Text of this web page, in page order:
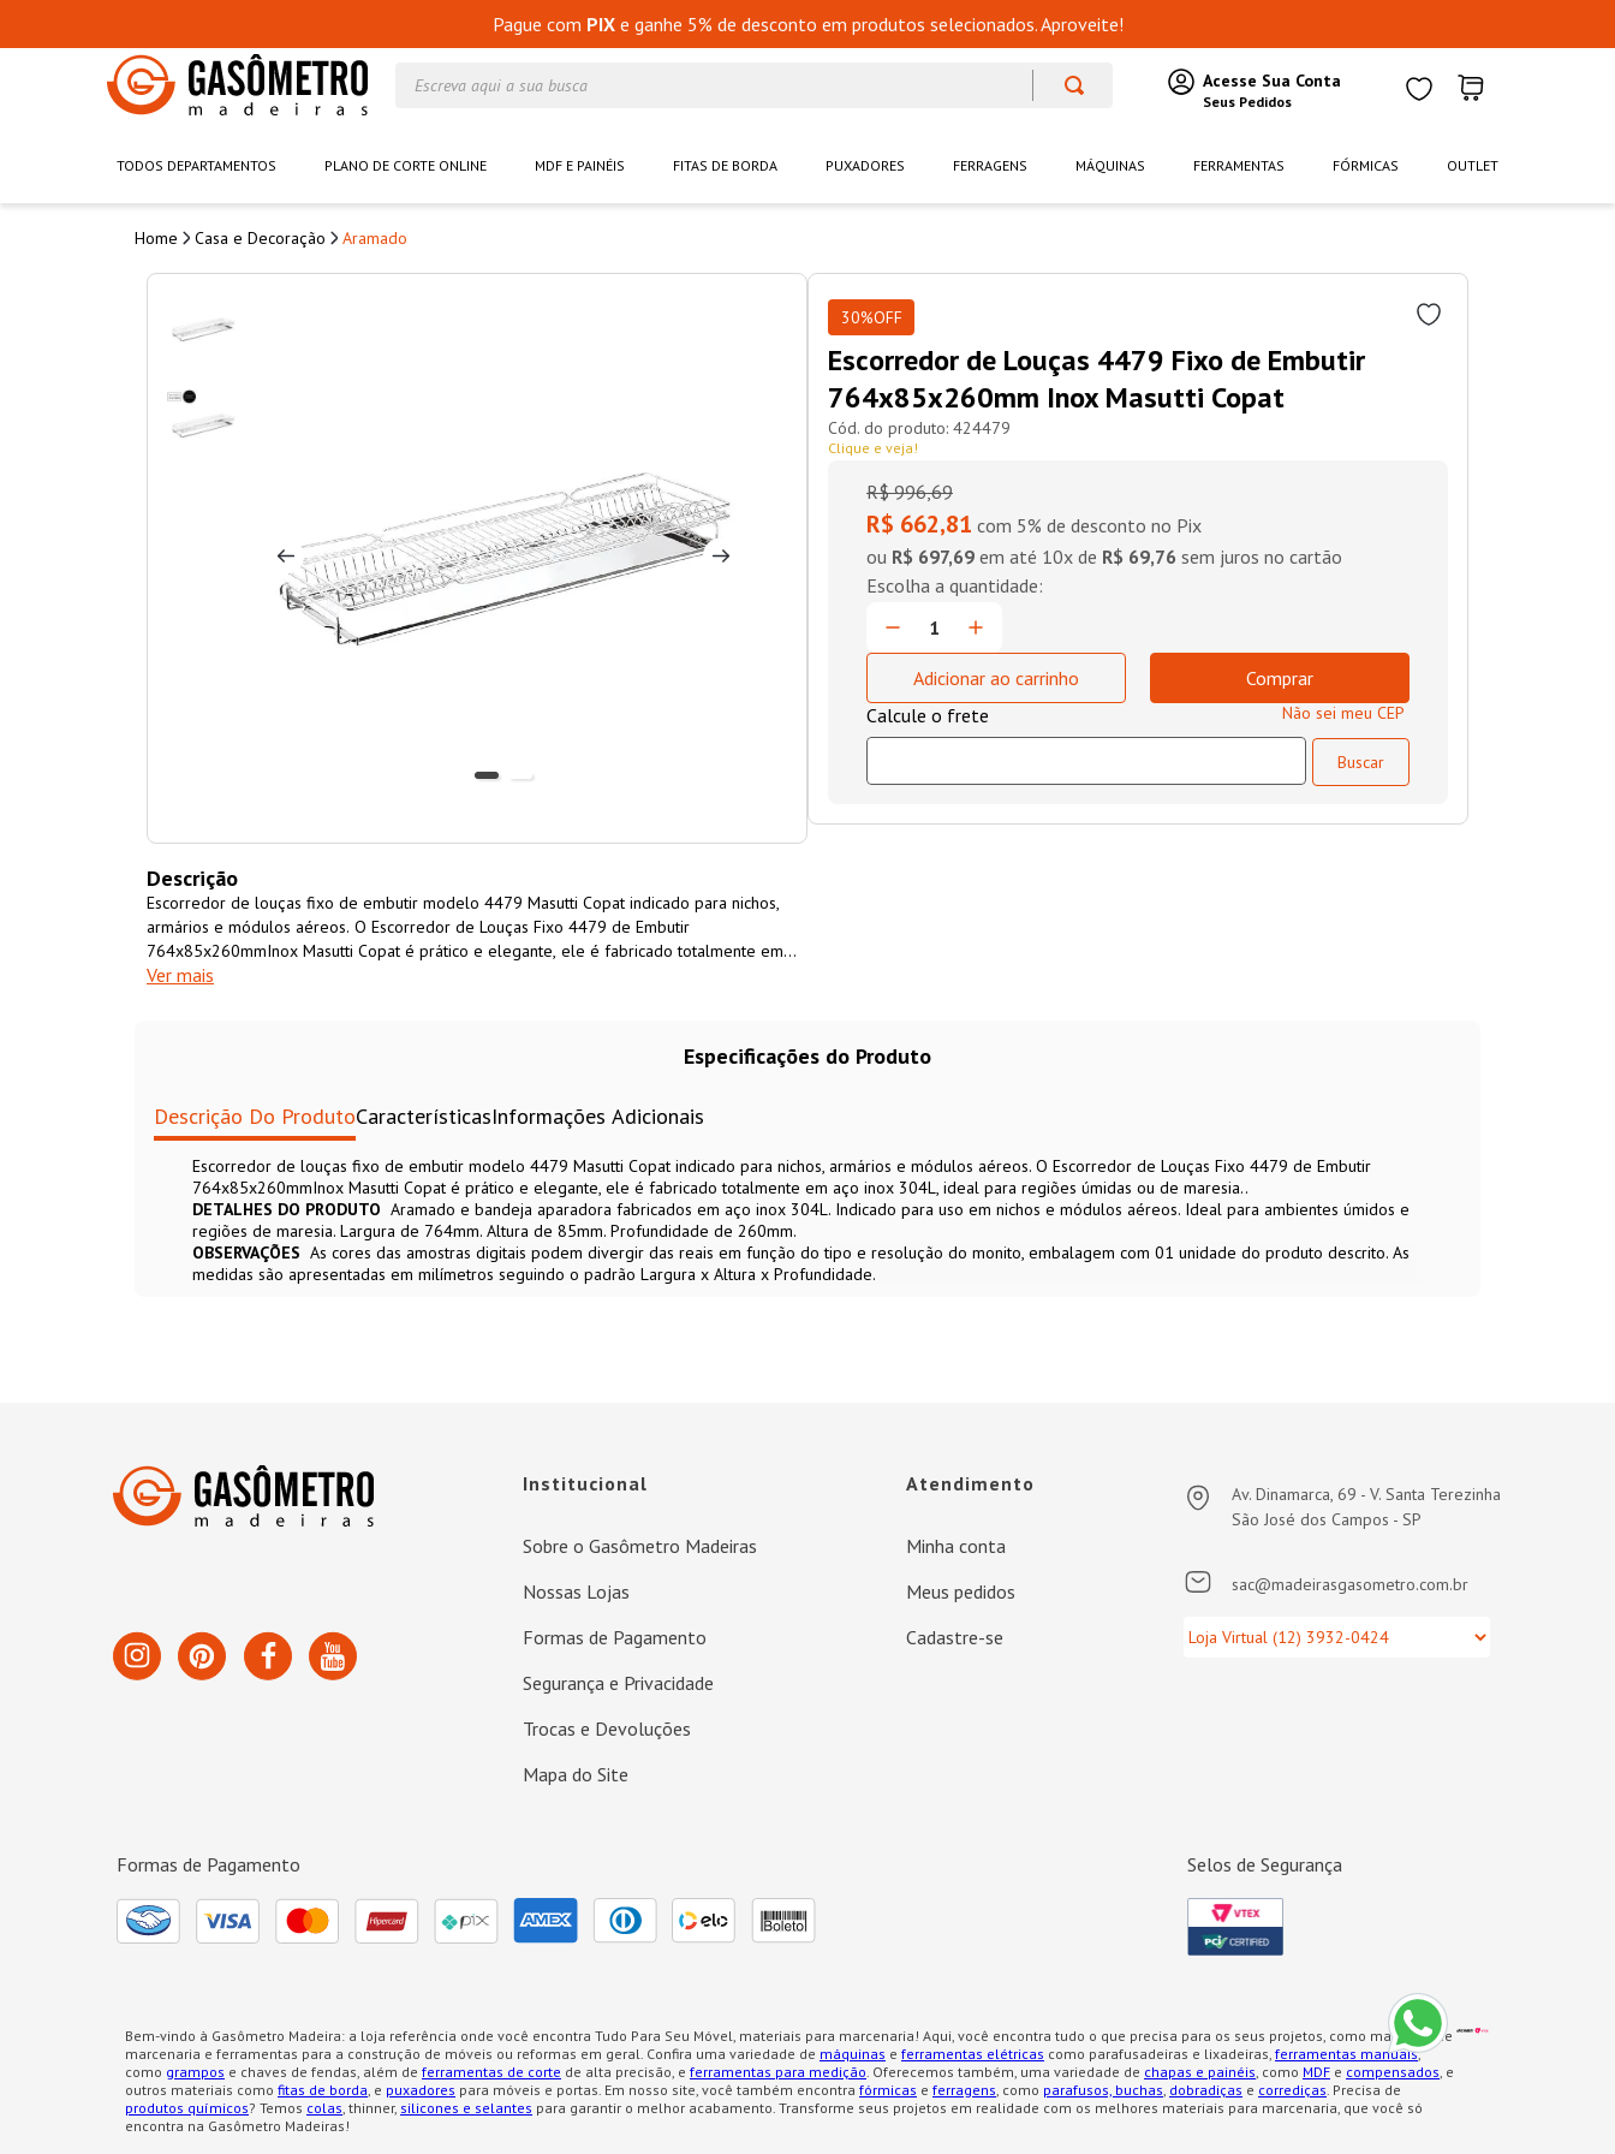
Pague com PIXe ganhe 5% de desconto em produtos selecionados. Aproveite!
TODOS DEPARTAMENTOS PLANO DE CORTE ONLINE MDF E PAINÉIS FITAS DE BORDA PUXADORES FERRAGENS MÁQUINAS FERRAMENTAS FÓRMICAS OUTLET
Casa e Decoração Aramado
Descrição
Escorredor de louças fixo de embutir modelo 4479 Masutti Copat indicado para nichos,
armários e módulos aéreos. O Escorredor de Louças Fixo 4479 de Embutir
764x85x260mmInox Masutti Copat é prático e elegante, ele é fabricado totalmente em
aço inox 304L, ideal para regiões úmidas ou de maresia.
Ver mais
30%OFF
Escorredor de Louças 4479 Fixo de Embutir
764x85x260mm Inox Masutti Copat
424479
Clique e veja!
R$ 996,69
R$ 662,81 com 5% de desconto no Pix
ou R$ 697,69 em até 10x de R$ 69,76 sem juros no cartão
Adicionar ao carrinho Comprar
Não sei meu CEP
Especificações do Produto
Descrição Do ProdutoCaracterísticasInformações Adicionais
Escorredor de louças fixo de embutir modelo 4479 Masutti Copat indicado para nichos, armários e módulos aéreos. O Escorredor de Louças Fixo 4479 de Embutir
764x85x260mmInox Masutti Copat é prático e elegante, ele é fabricado totalmente em aço inox 304L, ideal para regiões úmidas ou de maresia..
DETALHES DO PRODUTO Aramado e bandeja aparadora fabricados em aço inox 304L. Indicado para uso em nichos e módulos aéreos. Ideal para ambientes úmidos e
regiões de maresia. Largura de 764mm. Altura de 85mm. Profundidade de 260mm.
OBSERVAÇÕES As cores das amostras digitais podem divergir das reais em função do tipo e resolução do monito, embalagem com 01 unidade do produto descrito. As
medidas são apresentadas em milímetros seguindo o padrão Largura x Altura x Profundidade.
Institucional
Sobre o Gasômetro Madeiras
Nossas Lojas
Formas de Pagamento
Segurança e Privacidade
Trocas e Devoluções
Mapa do Site
Atendimento
Minha conta
Meus pedidos
Cadastre-se
Av. Dinamarca, 69 - V. Santa Terezinha
São José dos Campos - SP
sac@madeirasgasometro.com.br
Formas de Pagamento Selos de Segurança
Bem-vindo à Gasômetro Madeira: a loja referência onde você encontra Tudo Para Seu Móvel, materiais para marcenaria! Aqui, você encontra tudo o que precisa para os seus projetos, como materiais de
marcenaria e ferramentas para a construção de móveis ou reformas em geral. Confira uma variedade de máquinas e ferramentas elétricas como parafusadeiras e lixadeiras, ferramentas manuais,
como grampos e chaves de fendas, além de ferramentas de corte de alta precisão, e ferramentas para medição. Oferecemos também, uma variedade de chapas e painéis, como MDF e compensados, e
outros materiais como fitas de borda, e puxadores para móveis e portas. Em nosso site, você também encontra fórmicas e ferragens, como parafusos, buchas, dobradiças e corrediças. Precisa de
produtos químicos? Temos colas, thinner, silicones e selantes para garantir o melhor acabamento. Transforme seus projetos em realidade com os melhores materiais para marcenaria, que você só
encontra na Gasômetro Madeiras!